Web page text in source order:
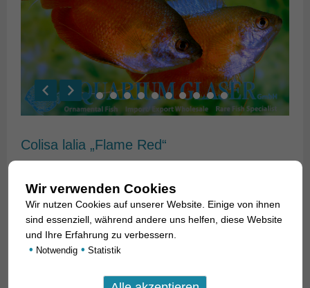
Colisa lalia „Flame Red“
Nur von wenigen Zuchtformen ist so gut bekannt, wann sie
entstanden, wie beiColisa lalia„Flame Red“. Zeitgleich
schmückten die Fische die Titelblätter aller aquaristischen
Fachzeitschriften weltweit Anfang der 1980er Jahre, so
Gegend von Lim Choa Kang in Singapur, einer damals
Wir verwenden Cookies
Wir nutzen Cookies auf unserer Website. Einige von ihnen
sind essenziell, während andere uns helfen, diese Website
und Ihre Erfahrung zu verbessern.
• Notwendig • Statistik